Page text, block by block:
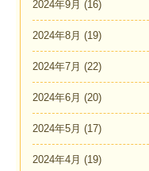
2024年9月 (16)
2024年8月 (19)
2024年7月 (22)
2024年6月 (20)
2024年5月 (17)
2024年4月 (19)